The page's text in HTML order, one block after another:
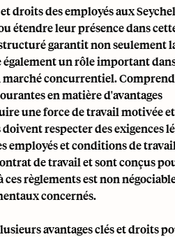
droits des employés aux
étendre leur présence dans
garantit non seulement
également un rôle important
concurrentiel.
en matière d'avantages
une force de travail motivée
respecter des exigences
employés etconditions de travail
de travail et sont conçus
règlements est non
concernés.
avantages clés et droits